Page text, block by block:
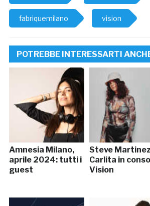
fabriquemilano vision
POTREBBE INTERESSARTI
Amnesia Milano,
aprile 2024: tutti i
guest
Steve
Carlita in
Vision